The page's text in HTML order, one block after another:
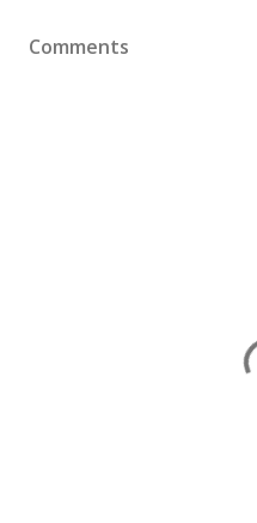
Comments